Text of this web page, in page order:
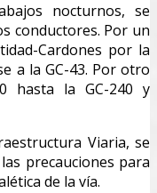
nocturnos, se
conductores. Por un
Cardones por la
a la GC-43. Por otro
hasta la GC-240 y
Viaria, se
precauciones para
de la vía.